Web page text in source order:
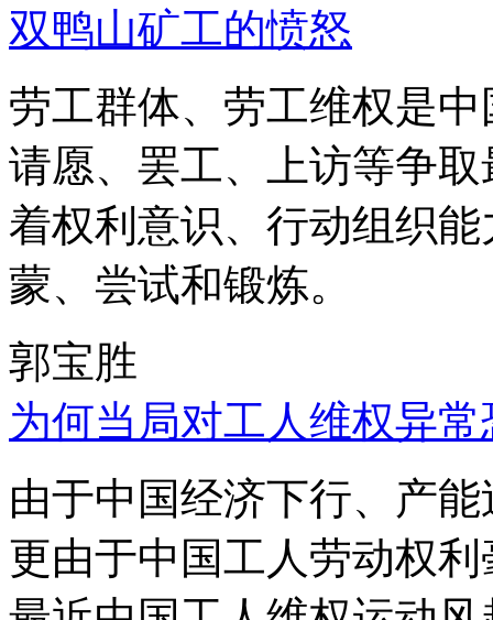
双鸭山矿工的愤怒
劳工群体、劳工维权是
请愿、罢工、上访等争
着权利意识、行动组织
蒙、尝试和锻炼。
郭宝胜
为何当局对工人维权异
由于中国经济下行、产
更由于中国工人劳动权